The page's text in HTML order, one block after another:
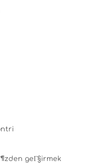
geГ§irmek